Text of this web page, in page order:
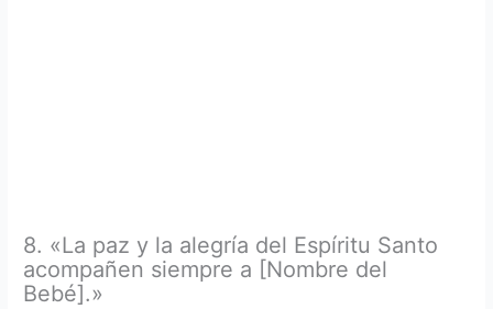
8. «La paz y la alegría del Espíritu Santo
acompañen siempre a [Nombre del
Bebé].»